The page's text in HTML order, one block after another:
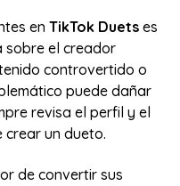
en TikTok Duets es
sobre el creador
controvertido o
puede dañar
revisa el perfil y el
un dueto.
de convertir sus